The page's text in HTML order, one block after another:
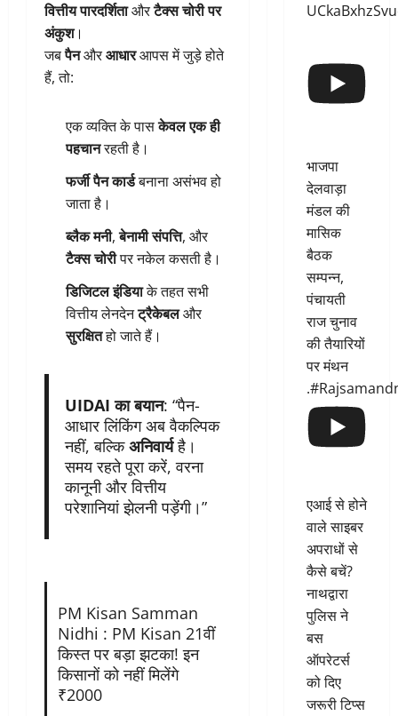
वित्तीय पारदर्शिताऔरटैक्स चोरी पर
अंकुश।
जबपैनऔरआधारआपस में जुड़े होते
हैं, तो:
एक व्यक्ति के पासकेवल एक ही
पहचानरहती है।
फर्जी पैन कार्डबनाना असंभव हो
जाता है।
ब्लैक मनी,बेनामी संपत्ति, और
टैक्स चोरीपर नकेल कसती है।
डिजिटल इंडियाके तहत सभी
वित्तीय लेनदेनट्रैकेबलऔर
सुरक्षितहो जाते हैं।
UIDAI का बयान: “पैन-
आधार लिंकिंग अब वैकल्पिक
नहीं, बल्किअनिवार्यहै।
समय रहते पूरा करें, वरना
कानूनी और वित्तीय
परेशानियां झेलनी पड़ेंगी।”
PM Kisan Samman
Nidhi : PM Kisan 21वीं
किस्त पर बड़ा झटका! इन
किसानों को नहीं मिलेंगे
₹2000
भाजपा
देलवाड़ा
मंडल की
मासिक
बैठक
सम्पन्न,
पंचायती
राज चुनाव
की तैयारियों
पर मंथन
एआई से होने
वाले साइबर
अपराधों से
कैसे बचें?
नाथद्वारा
पुलिस ने
बस
ऑपरेटर्स
को दिए
जरूरी टिप्स